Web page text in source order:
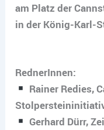
am Platz der
in der
RednerInnen:
Rainer Redies,
Gerhard Dürr,